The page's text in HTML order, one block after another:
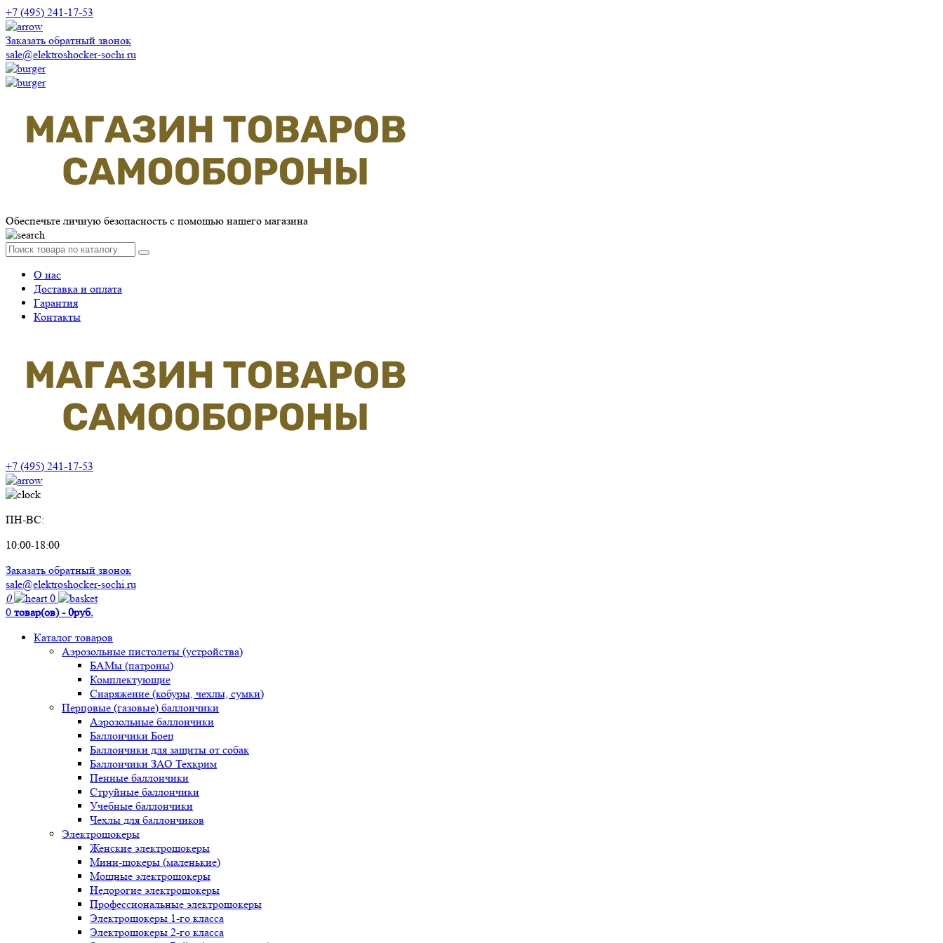
+7 (495) 241-17-53
Заказать обратный звонок
sale@elektroshocker-sochi.ru
Обеспечьте личную безопасность с помощью нашего магазина
О нас
Доставка и оплата
Гарантия
Контакты
+7 (495) 241-17-53
ПН-ВС:
10:00-18:00
Заказать обратный звонок
sale@elektroshocker-sochi.ru
0
0
0 товар(ов) - 0руб.
Каталог товаров
Аэрозольные пистолеты (устройства)
БАМы (патроны)
Комплектующие
Снаряжение (кобуры, чехлы, сумки)
Перцовые (газовые) баллончики
Аэрозольные баллончики
Баллончики Боец
Баллончики для защиты от собак
Баллончики ЗАО Техкрим
Пенные баллончики
Струйные баллончики
Учебные баллончики
Чехлы для баллончиков
Электрошокеры
Женские электрошокеры
Мини-шокеры (маленькие)
Мощные электрошокеры
Недорогие электрошокеры
Профессиональные электрошокеры
Электрошокеры 1-го класса
Электрошокеры 2-го класса